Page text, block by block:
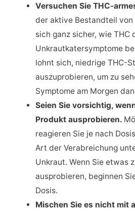
Versuchen Sie THC-
der aktive Bestandteil
sich ganz sicher, wie THC
Unkrautkatersymptome
lohnt sich, niedrige THC-
auszuprobieren, um zu
Symptome am Morgen
Seien Sie vorsichtig,
Produkt ausprobieren.
reagieren Sie je nach
Art der Verabreichung
Unkraut. Wenn Sie etwas
ausprobieren, beginnen
Dosis.
Mischen Sie es nicht mit